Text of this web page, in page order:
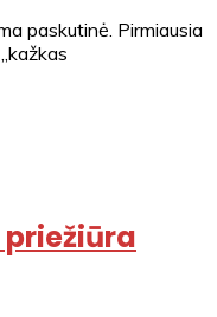
paskutinė. Pirmiausia